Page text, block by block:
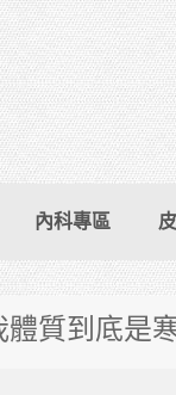
內科專區
質到底是